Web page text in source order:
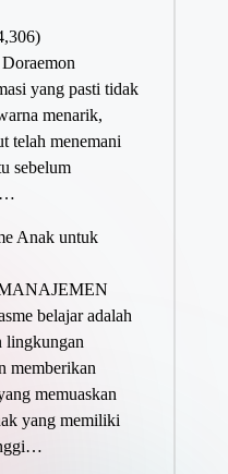
yang pasti tidak
menarik,
telah menemani
sebelum
Anak untuk
belajar adalah
lingkungan
memberikan
memuaskan
yang memiliki